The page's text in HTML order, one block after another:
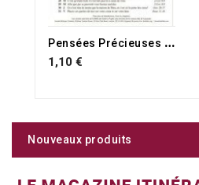
RUPTURE DE STOCK P
ensées Précieuses 2027
1,10 €
Nouveaux produits